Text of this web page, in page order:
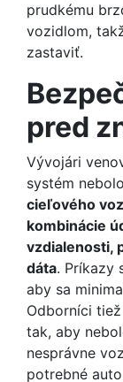
prudkému
vozidlom,
zastaviť.
pred
Vývojári
systém
cieľového
kombinácie
vzdialenosti,
dáta. Príkazy
aby sa
Odborníci
tak, aby
nesprávne
potrebné